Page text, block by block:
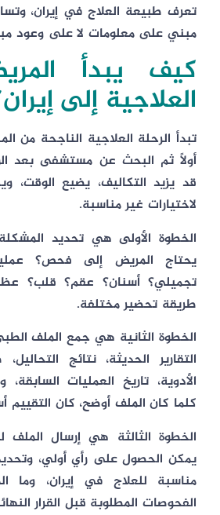
تعرف طبيعة العلاج في إيران،
مبني على معلومات لا على وعود
كيف يبدأ
العلاجية إلى
تبدأ الرحلة العلاجية الناجحة من
أولًا ثم البحث عن مستشفى بعد
قد يزيد التكاليف، يضيع الوقت،
لاختيارات غير مناسبة.
الخطوة الأولى هي تحديد
يحتاج المريض إلى فحص؟
تجميلي؟ أسنان؟ عقم؟ قلب؟
طريقة تحضير مختلفة.
الخطوة الثانية هي جمع الملف
التقارير الحديثة، نتائج
الأدوية، تاريخ العمليات السابقة،
كلما كان الملف أوضح، كان التقييم
الخطوة الثالثة هي إرسال الملف
يمكن الحصول على رأي أولي،
مناسبة للعلاج في إيران، وما
الفحوصات المطلوبة قبل القرار